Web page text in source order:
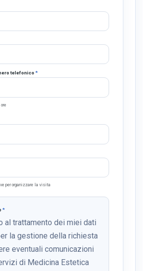
telefonico *
per organizzare la visita
*
al trattamento dei miei dati
la gestione della richiesta
eventuali comunicazioni
di Medicina Estetica